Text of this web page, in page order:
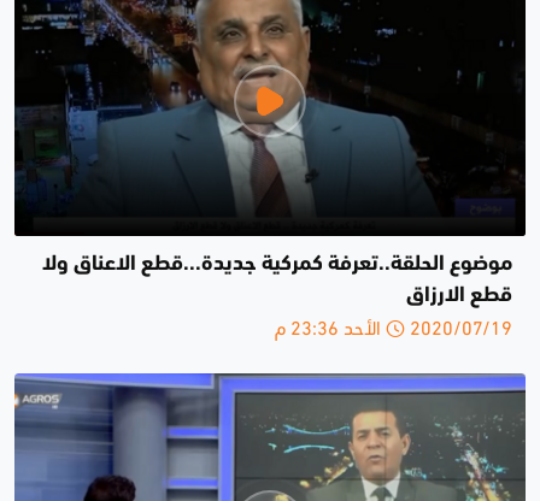
موضوع الحلقة..تعرفة كمركية جديدة...قطع الاعناق ولا
قطع الارزاق
2020/07/19 الأحد 23:36 م